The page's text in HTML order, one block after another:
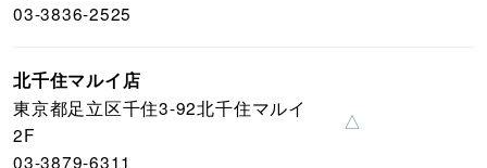
03-3836-2525
北千住マルイ店
東京都足立区千住3-92北千住マルイ
2F
03-3879-6311
△